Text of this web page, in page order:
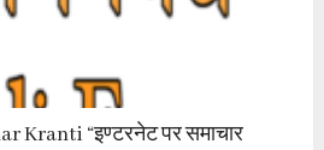
Kranti “इण्टरनेट पर समाचार